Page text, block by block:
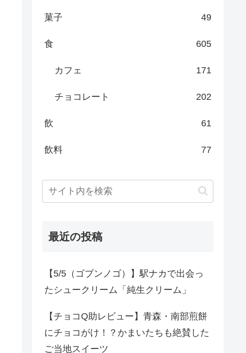
菓子 49
食 605
カフェ 171
チョコレート 202
飲 61
飲料 77
最近の投稿
【5/5（ゴブンノゴ）】駅ナカで出会っ
たシュークリーム「純生クリーム」
【チョコQ助レビュー】青森・南部煎餅
にチョコがけ！？かまいたちも絶賛した
ご当地スイーツ